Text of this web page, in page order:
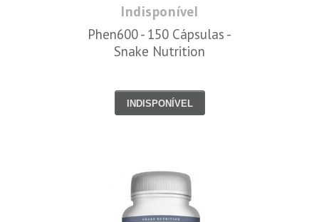
Indisponível
Phen600 - 150 Cápsulas -
Snake Nutrition
INDISPONÍVEL